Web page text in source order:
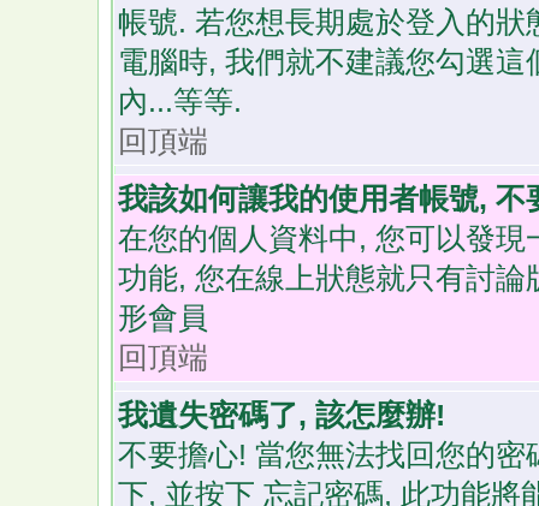
帳號. 若您想長期處於登入的
電腦時, 我們就不建議您勾選
內...等等.
回頂端
我該如何讓我的使用者帳號,
在您的個人資料中, 您可以發
功能, 您在線上狀態就只有討
形會員
回頂端
我遺失密碼了, 該怎麼辦!
不要擔心! 當您無法找回您的
下, 並按下 忘記密碼, 此功能將